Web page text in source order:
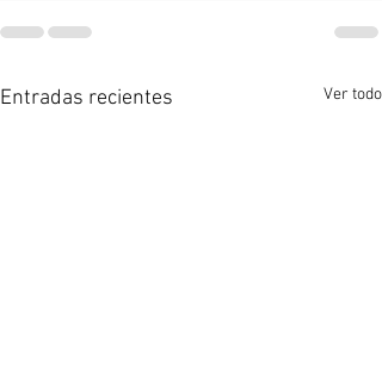
Entradas recientes Ver todo